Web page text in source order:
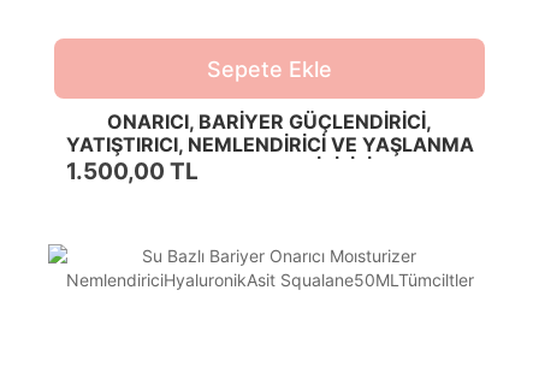
Sepete Ekle
ONARICI, BARİYER GÜÇLENDİRİCİ,
YATIŞTIRICI, NEMLENDİRİCİ VE YAŞLANMA
KARŞITI BAKIM İKİLİSİ
1.500,00 TL